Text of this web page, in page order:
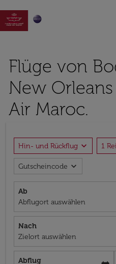

Flüge von
New
Air Maroc.
Hin- und Rückflug expand_more 1
Gutscheincode expand_more
Ab
Abflugort auswählen
Nach
Zielort auswählen
Abflug